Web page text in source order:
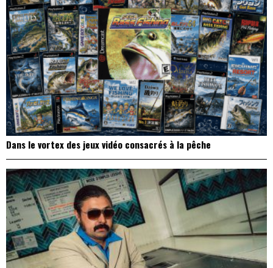
Dans le vortex des jeux vidéo consacrés à la pêche